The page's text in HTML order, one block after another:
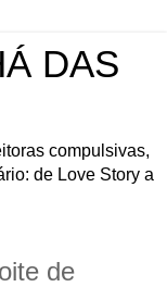
DAS
compulsivas,
de Love Story a
de